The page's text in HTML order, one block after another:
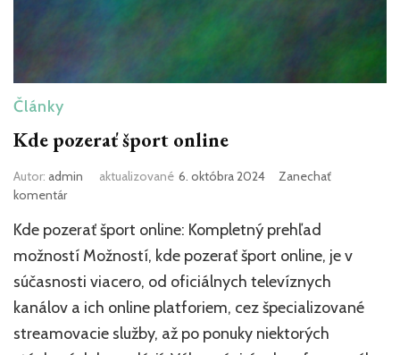
Články
Kde pozerať šport online
Autor: admin aktualizované 6. októbra 2024
Zanechať
komentárk
Kde
pozerať
online
Kde pozerať šport online: Kompletný prehľad
možností Možností, kde pozerať šport online, je v
súčasnosti viacero, od oficiálnych televíznych
kanálov a ich online platforiem, cez špecializované
streamovacie služby, až po ponuky niektorých